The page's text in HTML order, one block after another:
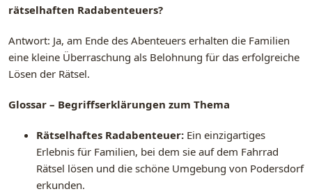
rätselhaften Radabenteuers?
Antwort: Ja, am Ende des Abenteuers erhalten die Familien
eine kleine Überraschung als Belohnung für das erfolgreiche
Lösen der Rätsel.
Glossar – Begriffserklärungen zum Thema
Rätselhaftes Radabenteuer: Ein einzigartiges
Erlebnis für Familien, bei dem sie auf dem Fahrrad
Rätsel lösen und die schöne Umgebung von Podersdorf
erkunden.